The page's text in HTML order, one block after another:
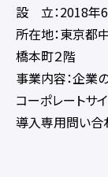
設 立：2018年
所在地：東京
橋本町２階
事業内容：企業
コーポレートサイ
導入専用問い